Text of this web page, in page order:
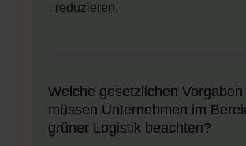
reduzieren.
Welche gesetzlichen Vorgaben
müssen Unternehmen im
grüner Logistik beachten?